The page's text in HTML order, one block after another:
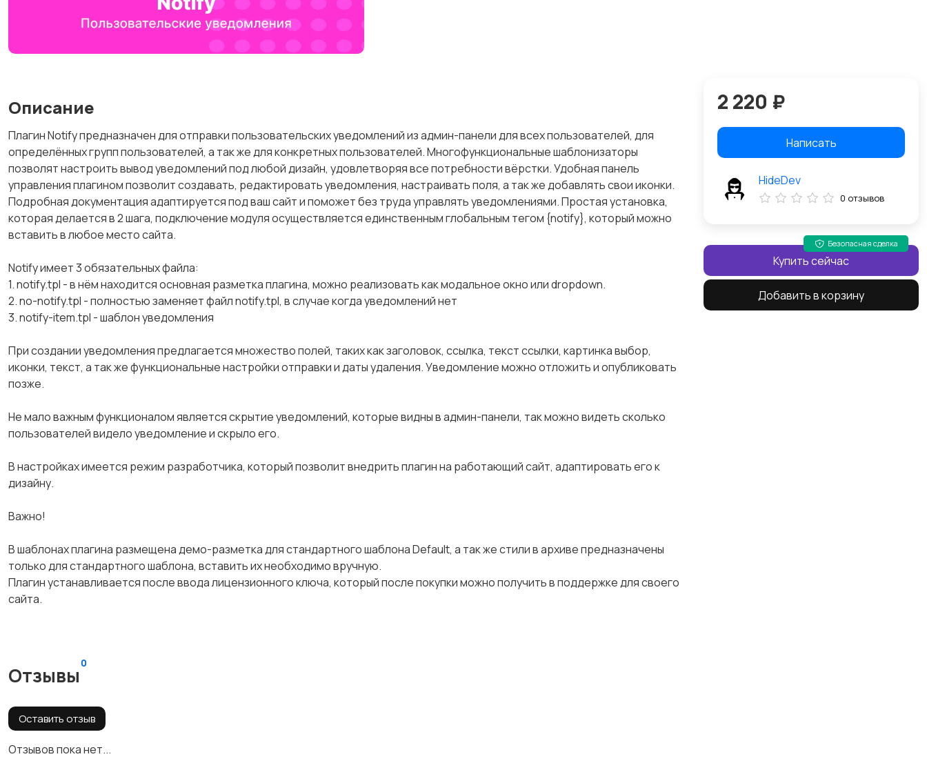
Описание
Плагин Notify предназначен для отправки пользовательских уведомлений из админ-панели для всех пользователей, для
определённых групп пользователей, а так же для конкретных пользователей. Многофункциональные шаблонизаторы
позволят настроить вывод уведомлений под любой дизайн, удовлетворяя все потребности вёрстки. Удобная панель
управления плагином позволит создавать, редактировать уведомления, настраивать поля, а так же добавлять свои иконки.
Подробная документация адаптируется под ваш сайт и поможет без труда управлять уведомлениями. Простая установка,
которая делается в 2 шага, подключение модуля осуществляется единственным глобальным тегом {notify}, который можно
вставить в любое место сайта.
Notify имеет 3 обязательных файла:
1. notify.tpl - в нём находится основная разметка плагина, можно реализовать как модальное окно или dropdown.
2. no-notify.tpl - полностью заменяет файл notify.tpl, в случае когда уведомлений нет
3. notify-item.tpl - шаблон уведомления
При создании уведомления предлагается множество полей, таких как заголовок, ссылка, текст ссылки, картинка выбор,
иконки, текст, а так же функциональные настройки отправки и даты удаления. Уведомление можно отложить и опубликовать
позже.
Не мало важным функционалом является скрытие уведомлений, которые видны в админ-панели, так можно видеть сколько
пользователей видело уведомление и скрыло его.
В настройках имеется режим разработчика, который позволит внедрить плагин на работающий сайт, адаптировать его к
дизайну.
Важно!
В шаблонах плагина размещена демо-разметка для стандартного шаблона Default, а так же стили в архиве предназначены
только для стандартного шаблона, вставить их необходимо вручную.
Плагин устанавливается после ввода лицензионного ключа, который после покупки можно получить в поддержке для своего
сайта.
Отзывы
0
Оставить отзыв
Отзывов пока нет...
2 220 ₽
Написать
HideDev
0 отзывов
Безопасная сделка
Купить сейчас
Добавить в корзину